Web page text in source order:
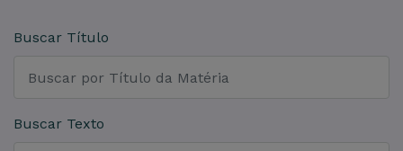
Buscar Título
Buscar Texto